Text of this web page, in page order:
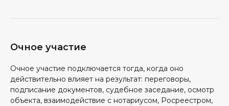
Очное участие
Очное участие подключается тогда, когда оно
действительно влияет на результат: переговоры,
подписание документов, судебное заседание, осмотр
объекта, взаимодействие с нотариусом, Росреестром,